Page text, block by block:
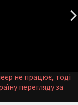
не працює, тоді
перегляду за